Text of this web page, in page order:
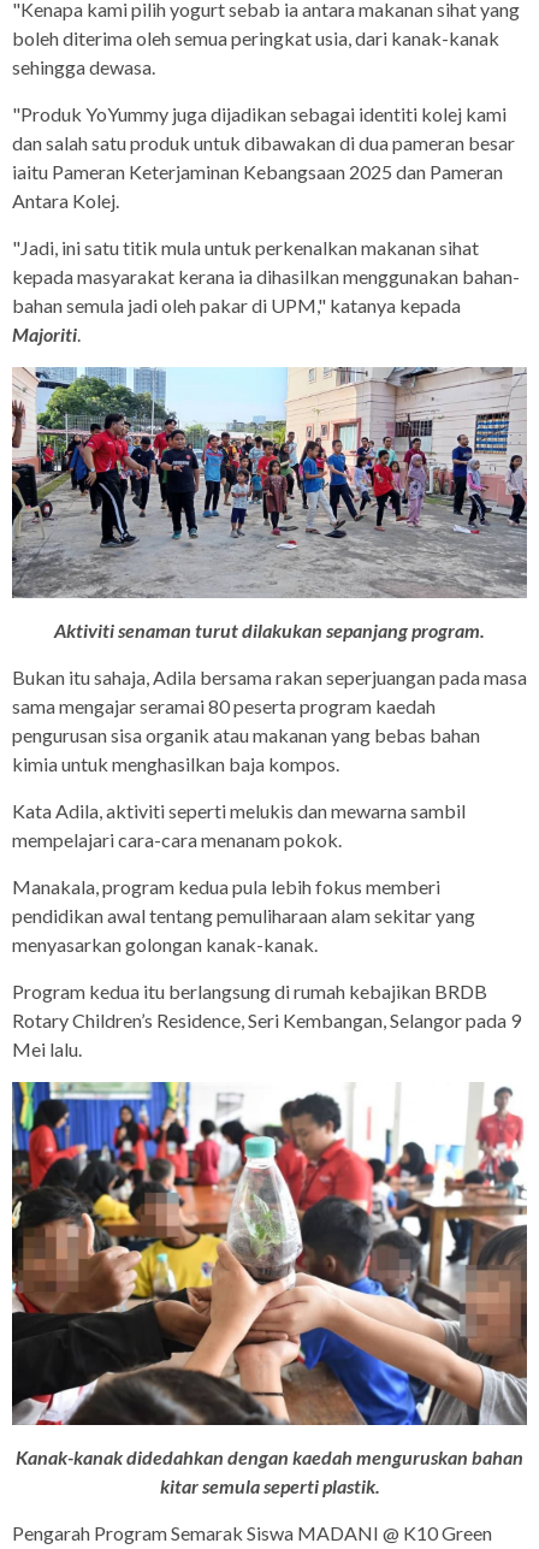
"Kenapa kami pilih yogurt sebab ia antara makanan sihat yang
boleh diterima oleh semua peringkat usia, dari kanak-kanak
sehingga dewasa.
"Produk YoYummy juga dijadikan sebagai identiti kolej kami
dan salah satu produk untuk dibawakan di dua pameran besar
iaitu Pameran Keterjaminan Kebangsaan 2025 dan Pameran
Antara Kolej.
"Jadi, ini satu titik mula untuk perkenalkan makanan sihat
kepada masyarakat kerana ia dihasilkan menggunakan bahan-
bahan semula jadi oleh pakar di UPM," katanya kepada
Majoriti.
Aktiviti senaman turut dilakukan sepanjang program.
Bukan itu sahaja, Adila bersama rakan seperjuangan pada masa
sama mengajar seramai 80 peserta program kaedah
pengurusan sisa organik atau makanan yang bebas bahan
kimia untuk menghasilkan baja kompos.
Kata Adila, aktiviti seperti melukis dan mewarna sambil
mempelajari cara-cara menanam pokok.
Manakala, program kedua pula lebih fokus memberi
pendidikan awal tentang pemuliharaan alam sekitar yang
menyasarkan golongan kanak-kanak.
Program kedua itu berlangsung di rumah kebajikan BRDB
Rotary Children’s Residence, Seri Kembangan, Selangor pada 9
Mei lalu.
Kanak-kanak didedahkan dengan kaedah menguruskan bahan
kitar semula seperti plastik.
Pengarah Program Semarak Siswa MADANI @ K10 Green